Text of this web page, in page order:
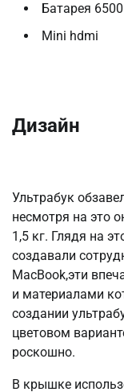
Батарея
Mini hdmi
Дизайн
Ультрабук
несмотря на это
1,5 кг. Глядя на
создавали
MacBook,эти
и материалами
создании
цветовом
роскошно.
В крышке